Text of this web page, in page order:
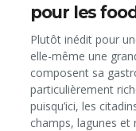
pour les
Plutôt inédit pour
elle-même une
composent sa
particulièrement
puisqu’ici, les
champs, lagunes et